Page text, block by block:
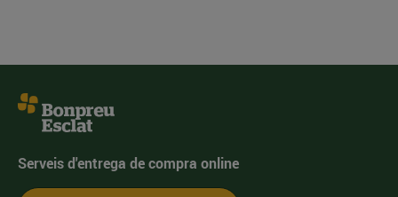
Serveis d'entrega de compra online